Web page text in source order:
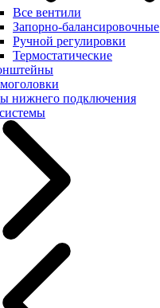
Все вентили
Запорно-балансировочные
Ручной регулировки
Термостатические
нижнего подключения